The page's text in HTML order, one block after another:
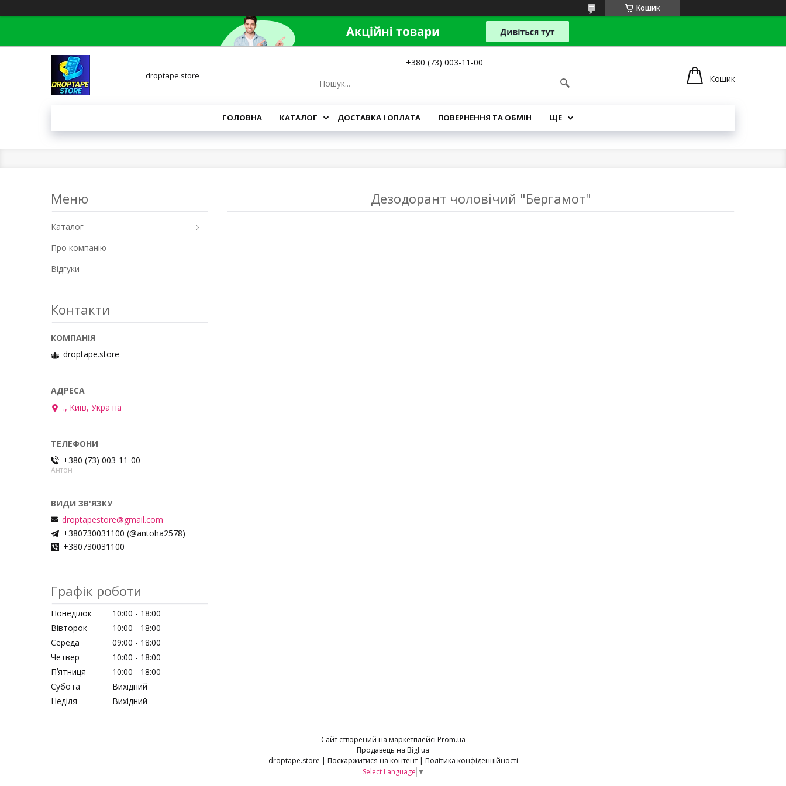
Кошик
droptape.store
+380 (73) 003-11-00
Кошик
ГОЛОВНА КАТАЛОГ ДОСТАВКА І ОПЛАТА ПОВЕРНЕННЯ ТА ОБМІН ЩЕ
Дезодорант чоловічий "Бергамот"
Каталог
Про компанію
Відгуки
Контакти
droptape.store
., Київ, Україна
+380 (73) 003-11-00
Антон
droptapestore@gmail.com
+380730031100 (@antoha2578)
+380730031100
Графік роботи
Понеділок 10:00
18:00
Вівторок
10:00
18:00
Середа
09:00
18:00
Четвер
10:00
18:00
Пʼятниця
10:00
18:00
Субота
Вихідний
Неділя
Вихідний
Сайт створений на маркетплейсі Prom.ua
Продавець на Bigl.ua
droptape.store | Поскаржитися на контент | Політика конфіденційності
Select Language ▼